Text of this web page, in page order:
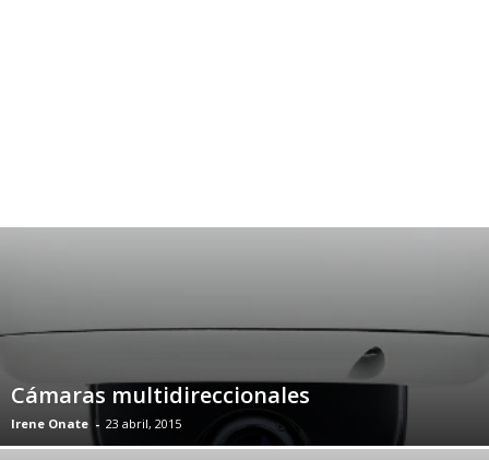
Cámaras multidireccionales
Irene Onate - 23 abril, 2015